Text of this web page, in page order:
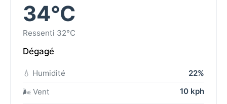
34°C
Ressenti 32°C
Dégagé
💧 Humidité
22%
🌬️ Vent
10 kph